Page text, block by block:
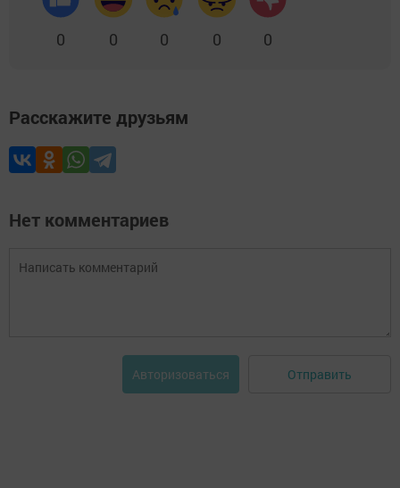
0 0 0 0 0
Расскажите друзьям
Нет комментариев
Авторизоваться Отправить